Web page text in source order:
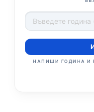
НАПИШИ ГОДИНА И